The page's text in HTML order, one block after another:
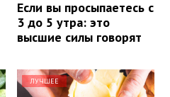
Если вы просыпаетесь с
3 до 5 утра: это
высшие силы говорят
ЛУЧШЕЕ